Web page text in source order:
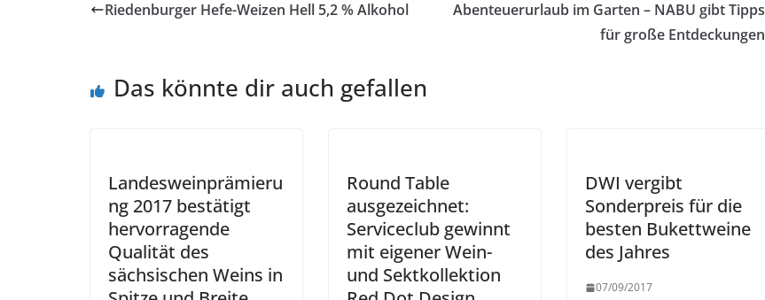
Riedenburger Hefe-Weizen Hell 5,2 % Alkohol
Abenteuerurlaub im Garten – NABU gibt Tipps
für große Entdeckungen
Das könnte dir auch gefallen
Landesweinprämieru
ng 2017 bestätigt
hervorragende
Qualität des
sächsischen Weins in
Round Table
ausgezeichnet:
Serviceclub gewinnt
mit eigener Wein-
und Sektkollektion
DWI vergibt
Sonderpreis für die
besten Bukettweine
des Jahres
07/09/2017